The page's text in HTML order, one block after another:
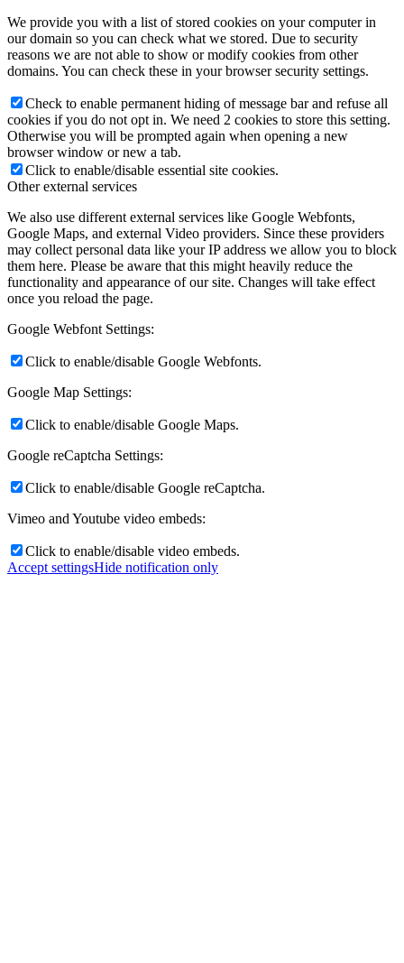
We provide you with a list of stored cookies on your computer in
our domain so you can check what we stored. Due to security
reasons we are not able to show or modify cookies from other
domains. You can check these in your browser security settings.
Check to enable permanent hiding of message bar and refuse all
cookies if you do not opt in. We need 2 cookies to store this setting.
Otherwise you will be prompted again when opening a new
browser window or new a tab.
Click to enable/disable essential site cookies.
Other external services
We also use different external services like Google Webfonts,
Google Maps, and external Video providers. Since these providers
may collect personal data like your IP address we allow you to block
them here. Please be aware that this might heavily reduce the
functionality and appearance of our site. Changes will take effect
once you reload the page.
Google Webfont Settings:
Click to enable/disable Google Webfonts.
Google Map Settings:
Click to enable/disable Google Maps.
Google reCaptcha Settings:
Click to enable/disable Google reCaptcha.
Vimeo and Youtube video embeds:
Click to enable/disable video embeds.
Accept settingsHide notification only